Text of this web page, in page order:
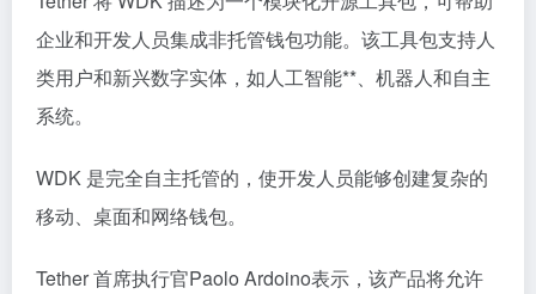
企业和开发人员集成非托管钱包功能。该工具包支持人
类用户和新兴数字实体，如人工智能**、机器人和自主
系统。
WDK 是完全自主托管的，使开发人员能够创建复杂的
移动、桌面和网络钱包。
Tether 首席执行官Paolo Ardoino表示，该产品将允许